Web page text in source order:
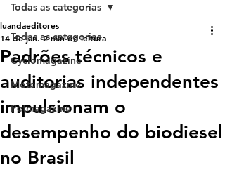
Todas as categorias
Cyclomagazine
Motomagazine
Petmagazine
Todas as categorias
Padrões técnicos e
auditorias independentes
impulsionam o
desempenho do biodiesel
no Brasil
luandaeditores
14 de jan. 2 min de leitura